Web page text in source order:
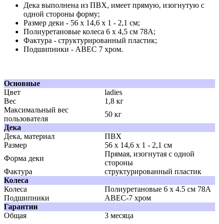
Дека выполнена из ПВХ, имеет прямую, изогнутую с
одной стороны форму;
Размер деки - 56 x 14,6 x 1 - 2,1 см;
Полиуретановые колеса 6 x 4,5 см 78A;
Фактура - структурированный пластик;
Подшипники - ABEC 7 хром.
Основные
Цвет
ladies
Вес
1,8 кг
Максимальный вес
пользователя
50 кг
Дека
Дека, материал
ПВХ
Размер
56 x 14,6 x 1 - 2,1 см
Форма деки
Прямая, изогнутая с одной
стороны
Фактура
структурированный пластик
Колеса
Колеса
Полиуретановые 6 x 4.5 см 78А
Подшипники
ABEC-7 хром
Гарантии
Общая
3 месяца